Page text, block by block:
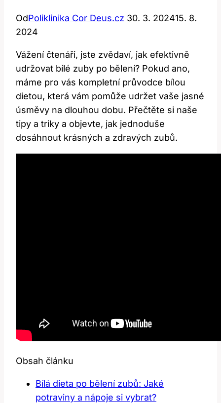
OdPoliklinika Cor Deus.cz 30. 3. 202415. 8.
2024
Vážení čtenáři, jste zvědaví, jak efektivně
udržovat bílé zuby po bělení? Pokud ano,
máme pro vás kompletní průvodce bílou
dietou, která vám pomůže udržet vaše jasné
úsměvy na dlouhou dobu. Přečtěte si naše
tipy a triky a objevte, jak jednoduše
dosáhnout krásných a zdravých zubů.
Obsah článku
Bílá dieta po bělení zubů: Jaké
potraviny a nápoje si vybrat?